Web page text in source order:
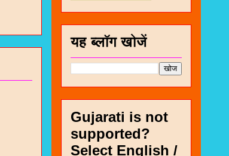
यह ब्लॉग खोजें
Gujarati is not
supported?
Select English /